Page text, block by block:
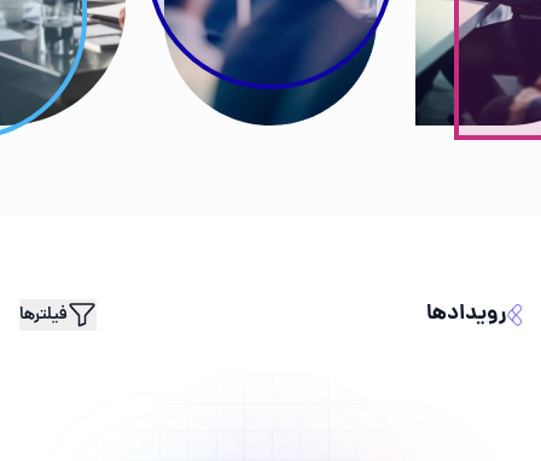
رویدادها فیلتر‌ها